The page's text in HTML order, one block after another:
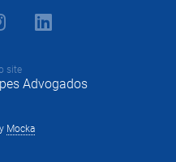
site
Advogados
Mocka